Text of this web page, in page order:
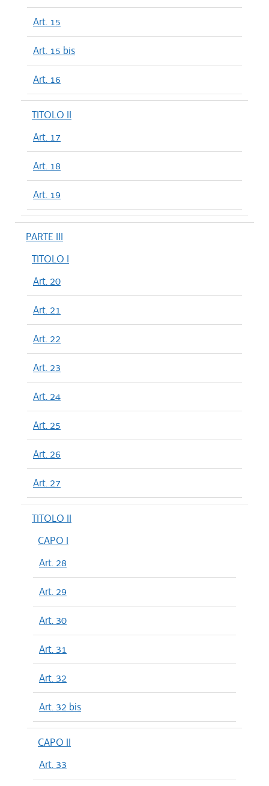
Art. 15
Art. 15 bis
Art. 16
TITOLO II
Art. 17
Art. 18
Art. 19
PARTE III
TITOLO I
Art. 20
Art. 21
Art. 22
Art. 23
Art. 24
Art. 25
Art. 26
Art. 27
TITOLO II
CAPO I
Art. 28
Art. 29
Art. 30
Art. 31
Art. 32
Art. 32 bis
CAPO II
Art. 33